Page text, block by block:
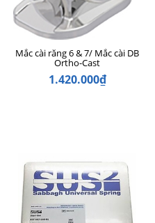
Mắc cài răng 6 & 7/ Mắc cài DB
Ortho-Cast
1.420.000₫